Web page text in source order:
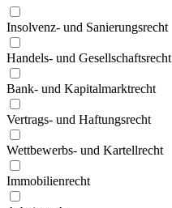
Insolvenz- und Sanierungsrecht
Handels- und Gesellschaftsrecht
Bank- und Kapitalmarktrecht
Vertrags- und Haftungsrecht
Wettbewerbs- und Kartellrecht
Immobilienrecht